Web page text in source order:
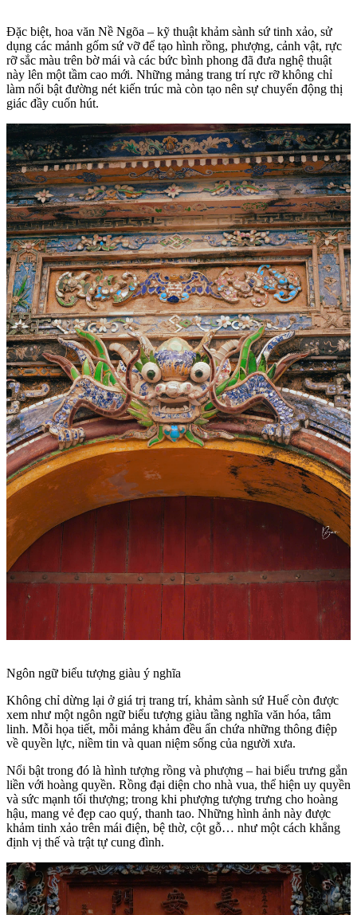
Đặc biệt, hoa văn Nề Ngõa – kỹ thuật khảm sành sứ tinh xảo, sử
dụng các mảnh gốm sứ vỡ để tạo hình rồng, phượng, cảnh vật, rực
rỡ sắc màu trên bờ mái và các bức bình phong đã đưa nghệ thuật
này lên một tầm cao mới. Những mảng trang trí rực rỡ không chỉ
làm nổi bật đường nét kiến trúc mà còn tạo nên sự chuyển động thị
giác đầy cuốn hút.
Ngôn ngữ biểu tượng giàu ý nghĩa
Không chỉ dừng lại ở giá trị trang trí, khảm sành sứ Huế còn được
xem như một ngôn ngữ biểu tượng giàu tầng nghĩa văn hóa, tâm
linh. Mỗi họa tiết, mỗi mảng khảm đều ẩn chứa những thông điệp
về quyền lực, niềm tin và quan niệm sống của người xưa.
Nổi bật trong đó là hình tượng rồng và phượng – hai biểu trưng gắn
liền với hoàng quyền. Rồng đại diện cho nhà vua, thể hiện uy quyền
và sức mạnh tối thượng; trong khi phượng tượng trưng cho hoàng
hậu, mang vẻ đẹp cao quý, thanh tao. Những hình ảnh này được
khảm tinh xảo trên mái điện, bệ thờ, cột gỗ… như một cách khẳng
định vị thế và trật tự cung đình.